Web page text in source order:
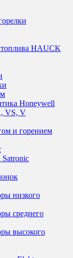
топлива HAUCK
Honeywell
VS, V
и горением
низкого
среднего
высокого